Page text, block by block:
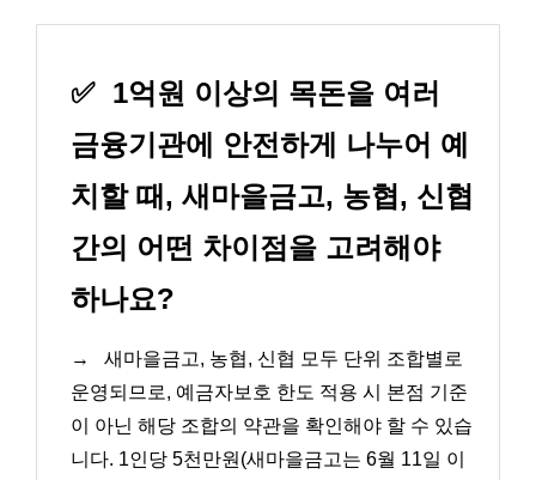
✅ 1억원 이상의 목돈을 여러
금융기관에 안전하게 나누어 예
치할 때, 새마을금고, 농협, 신협
간의 어떤 차이점을 고려해야
하나요?
→
새마을금고, 농협, 신협 모두 단위 조합별로
운영되므로, 예금자보호 한도 적용 시 본점 기준
이 아닌 해당 조합의 약관을 확인해야 할 수 있습
니다. 1인당 5천만원(새마을금고는 6월 11일 이